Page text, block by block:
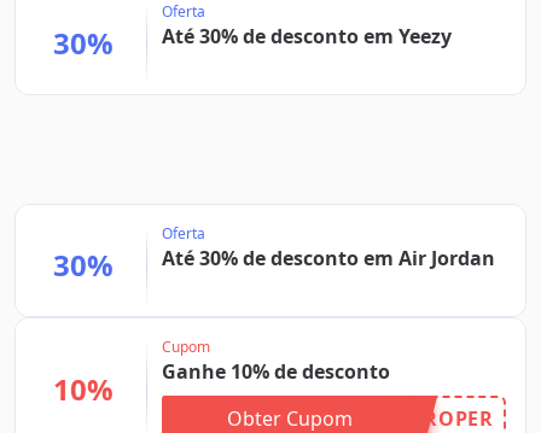
30%
Oferta
Até 30% de desconto em Yeezy
30%
Oferta
Até 30% de desconto em Air Jordan
10%
Cupom
Ganhe 10% de desconto
Obter Cupom
ROPER